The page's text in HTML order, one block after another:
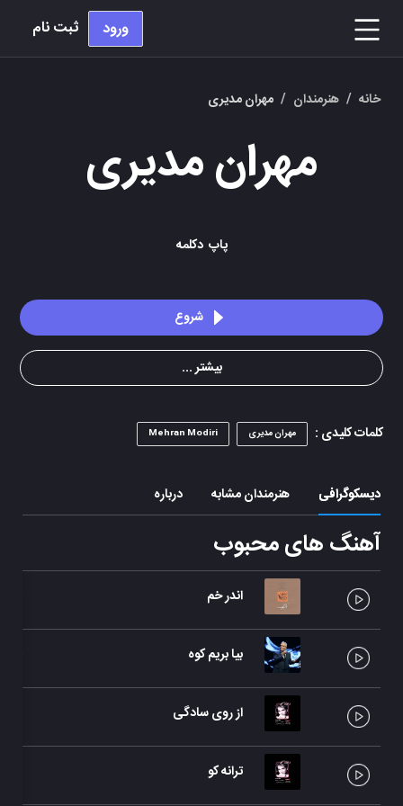
ورود ثبت نام
خانه / هنرمندان / مهران مدیری
مهران مدیری
پاپ دکلمه
شروع
بیشتر ...
کلمات کلیدی : مهران مدیری Mehran Modiri
دیسکوگرافی هنرمندان مشابه درباره
آهنگ های محبوب
اندر خم
بیا بریم کوه
از روی سادگی
ترانه کو